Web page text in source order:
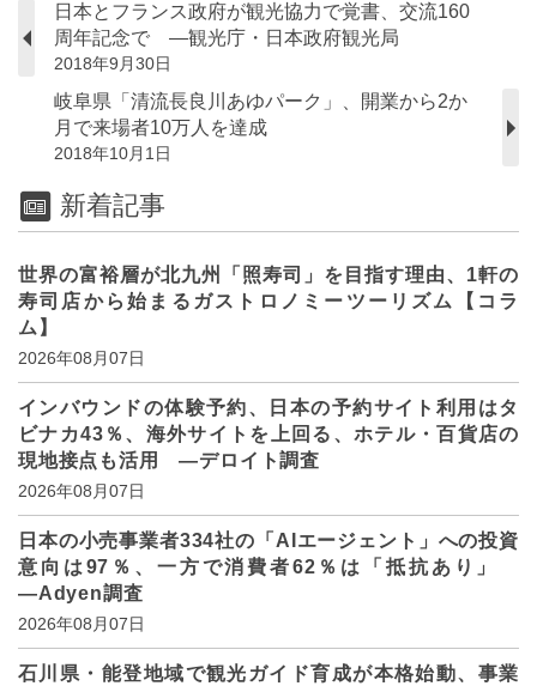
日本とフランス政府が観光協力で覚書、交流160
周年記念で ―観光庁・日本政府観光局
2018年9月30日
岐阜県「清流長良川あゆパーク」、開業から2か
月で来場者10万人を達成
2018年10月1日
新着記事
世界の富裕層が北九州「照寿司」を目指す理由、1軒の
寿司店から始まるガストロノミーツーリズム【コラ
ム】
2026年08月07日
インバウンドの体験予約、日本の予約サイト利用はタ
ビナカ43％、海外サイトを上回る、ホテル・百貨店の
現地接点も活用 ―デロイト調査
2026年08月07日
日本の小売事業者334社の「AIエージェント」への投資
意向は97％、一方で消費者62％は「抵抗あり」
―Adyen調査
2026年08月07日
石川県・能登地域で観光ガイド育成が本格始動、事業